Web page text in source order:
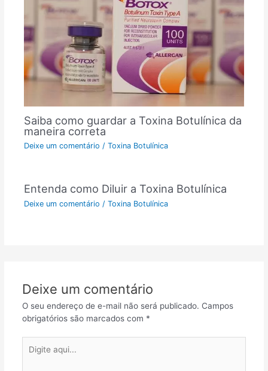
Saiba como guardar a Toxina Botulínica da
maneira correta
Deixe um comentário /Toxina Botulínica
Entenda como Diluir a Toxina Botulínica
Deixe um comentário /Toxina Botulínica
Deixe um comentário
O seu endereço de e-mail não será publicado. Campos
obrigatórios são marcados com *
aqui...